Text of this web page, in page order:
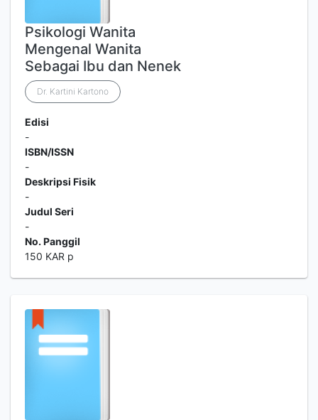
Psikologi Wanita
Mengenal Wanita
Sebagai Ibu dan Nenek
Dr. Kartini Kartono
Edisi
-
ISBN/ISSN
-
Deskripsi Fisik
-
Judul Seri
-
No. Panggil
150 KAR p